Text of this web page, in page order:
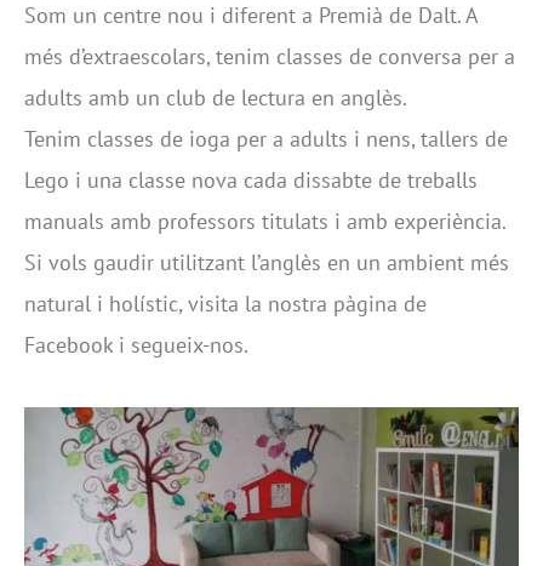
Som un centre nou i diferent a Premià de Dalt. A
més d’extraescolars, tenim classes de conversa per a
adults amb un club de lectura en anglès.
Tenim classes de ioga per a adults i nens, tallers de
Lego i una classe nova cada dissabte de treballs
manuals amb professors titulats i amb experiència.
Si vols gaudir utilitzant l’anglès en un ambient més
natural i holístic, visita la nostra pàgina de
Facebook i segueix-nos.